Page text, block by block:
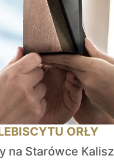
ORŁY
na Starówce Kalisz